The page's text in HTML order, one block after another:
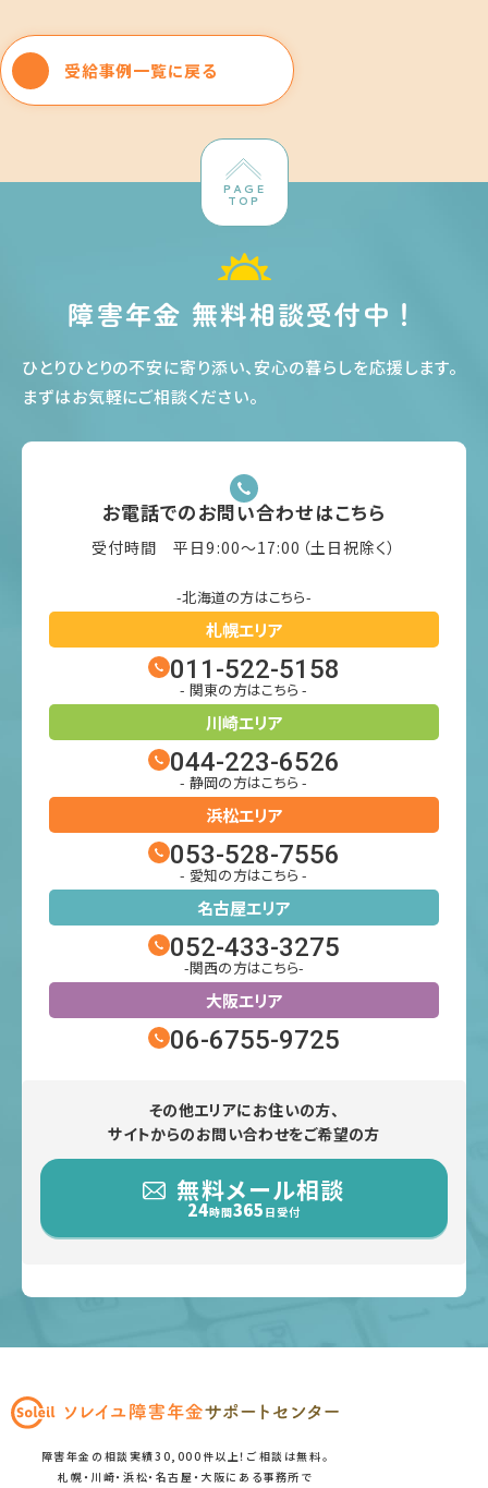
受給事例一覧に戻る
PAGE
TOP
障害年金 無料相談受付中！
ひとりひとりの不安に寄り添い、安心の暮らしを応援します。
まずはお気軽にご相談ください。
お電話でのお問い合わせはこちら
受付時間 平日9:00〜17:00（土日祝除く）
-北海道の方はこちら-
札幌エリア
011-522-5158
- 関東の方はこちら -
川崎エリア
044-223-6526
- 静岡の方はこちら -
浜松エリア
053-528-7556
- 愛知の方はこちら -
名古屋エリア
052-433-3275
-関西の方はこちら-
大阪エリア
06-6755-9725
その他エリアにお住いの方、
サイトからのお問い合わせをご希望の方
無料メール相談
24時間365 日受付
障害年金の相談実績30,000件以上！ご相談は無料。
札幌・川崎・浜松・名古屋・大阪にある事務所で